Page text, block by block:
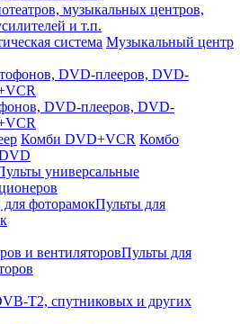
музыкальных центров,
и т.п.
система Музыкальный центр
DVD-плееров, DVD-
Комби DVD+VCR Комбо
универсальные
Пульты для
Пульты для